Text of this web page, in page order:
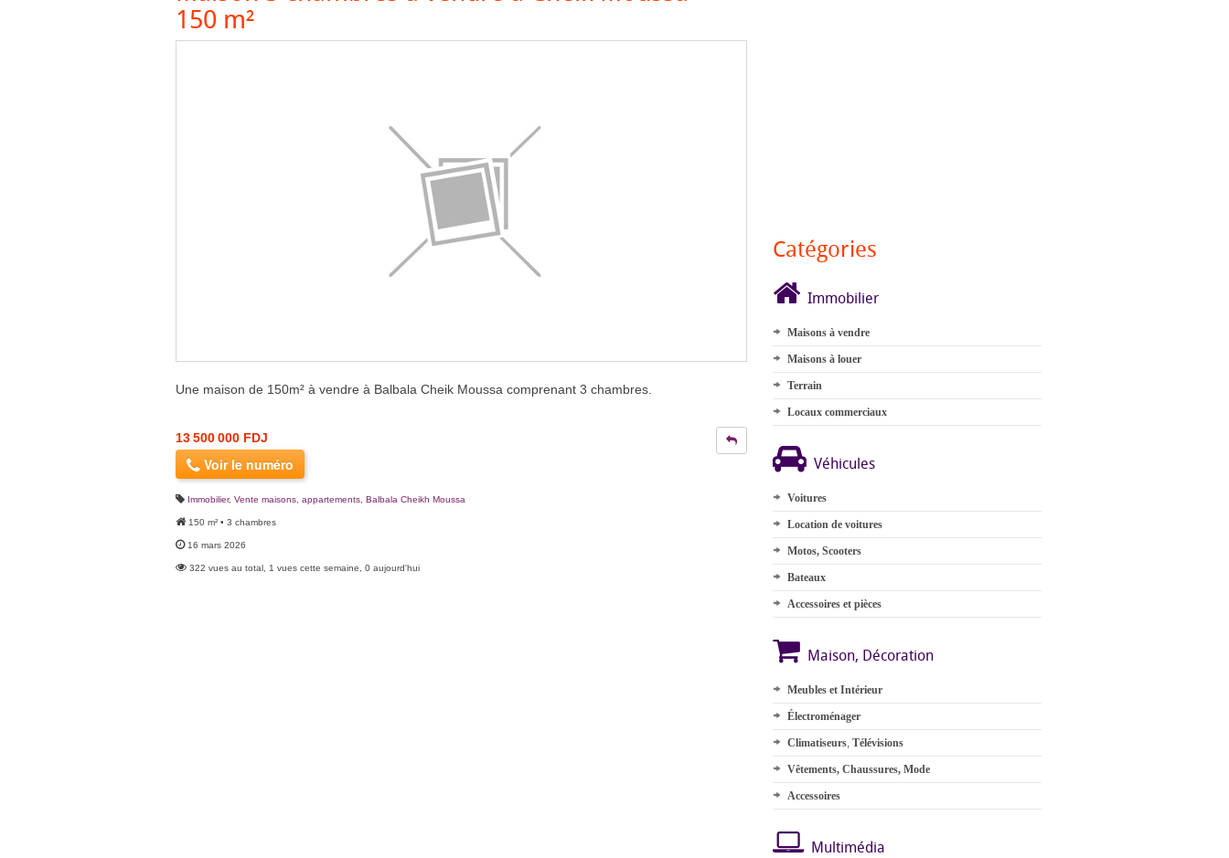
150 m²
Une maison de 150m² à vendre à Balbala Cheik Moussa comprenant 3 chambres.
13 500 000 FDJ
Voir le numéro
Immobilier, Vente maisons, appartements Balbala Cheikh Moussa
150 m² • 3 chambres
16 mars 2026
322 vues au total, 1 vues cette semaine, 0 aujourd'hui
Catégories
Immobilier
Maisons à vendre
Maisons à louer
Terrain
Locaux commerciaux
Véhicules
Voitures
Location de voitures
Motos, Scooters
Bateaux
Accessoires et pièces
Maison, Décoration
Meubles et Intérieur
Électroménager
Climatiseurs, Télévisions
Vêtements, Chaussures, Mode
Accessoires
Multimédia